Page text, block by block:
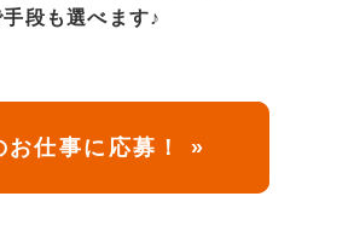
段も選べます♪
お仕事に応募！ »